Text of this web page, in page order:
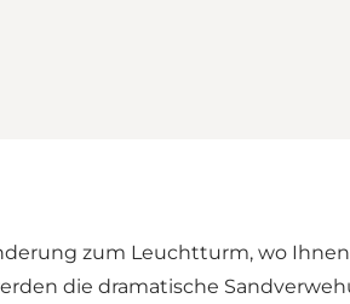
zum Leuchtturm, wo
die dramatische